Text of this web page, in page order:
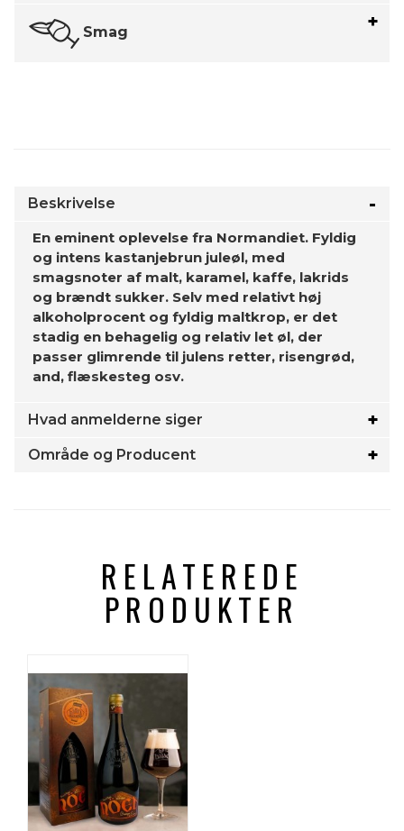
Smag
Beskrivelse
En eminent oplevelse fra Normandiet. Fyldig
og intens kastanjebrun juleøl, med
smagsnoter af malt, karamel, kaffe, lakrids
og brændt sukker. Selv med relativt høj
alkoholprocent og fyldig maltkrop, er det
stadig en behagelig og relativ let øl, der
passer glimrende til julens retter, risengrød,
and, flæskesteg osv.
Hvad anmelderne siger
Område og Producent
RELATEREDE
PRODUKTER